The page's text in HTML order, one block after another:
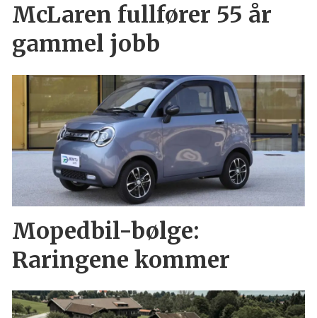
McLaren fullfører 55 år
gammel jobb
Mopedbil-bølge:
Raringene kommer